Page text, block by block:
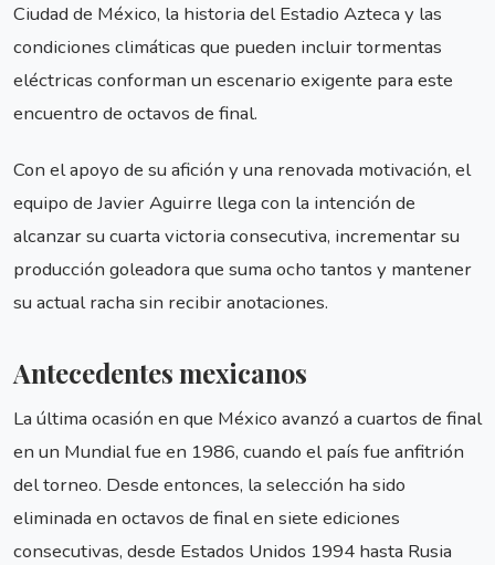
Ciudad de México, la historia del Estadio Azteca y las
condiciones climáticas que pueden incluir tormentas
eléctricas conforman un escenario exigente para este
encuentro de octavos de final.
Con el apoyo de su afición y una renovada motivación, el
equipo de Javier Aguirre llega con la intención de
alcanzar su cuarta victoria consecutiva, incrementar su
producción goleadora que suma ocho tantos y mantener
su actual racha sin recibir anotaciones.
Antecedentes mexicanos
La última ocasión en que México avanzó a cuartos de final
en un Mundial fue en 1986, cuando el país fue anfitrión
del torneo. Desde entonces, la selección ha sido
eliminada en octavos de final en siete ediciones
consecutivas, desde Estados Unidos 1994 hasta Rusia